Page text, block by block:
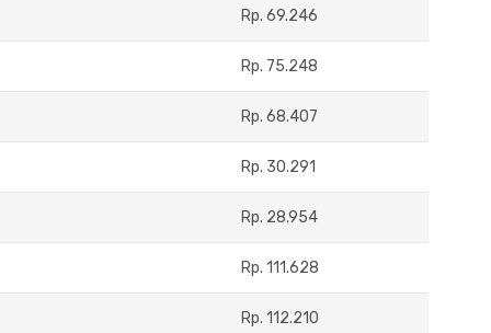
Rp. 69.246
Rp. 75.248
Rp. 68.407
Rp. 30.291
Rp. 28.954
Rp. 111.628
Rp. 112.210